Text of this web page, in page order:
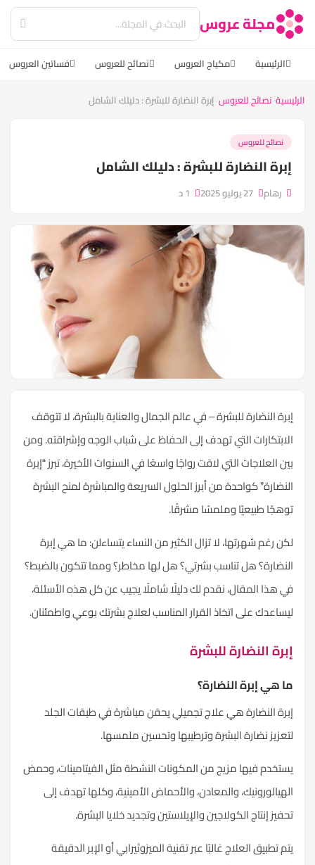
مجلة عروس
الرئيسية مكياج العروس نصائح للعروس فساتين العروس
الرئيسية نصائح للعروس إبرة النضارة للبشرة : دليلك الشامل
نصائح للعروس
إبرة النضارة للبشرة : دليلك الشامل
رهام 27 يوليو 2025 1 د
إبرة النضارة للبشرة – في عالم الجمال والعناية بالبشرة، لا تتوقف
الابتكارات التي تهدف إلى الحفاظ على شباب الوجه وإشراقته. ومن
بين العلاجات التي لاقت رواجًا واسعًا في السنوات الأخيرة، تبرز “إبرة
النضارة” كواحدة من أبرز الحلول السريعة والمباشرة لمنح البشرة
توهجًا طبيعيًا وملمسًا مشرقًا.
لكن رغم شهرتها، لا تزال الكثير من النساء يتساءلن: ما هي إبرة
النضارة؟ هل تناسب بشرتي؟ هل لها مخاطر؟ ومما تتكون بالضبط؟
في هذا المقال، نقدم لك دليلًا شاملًا يجيب عن كل هذه الأسئلة،
ليساعدك على اتخاذ القرار المناسب لعلاج بشرتك بوعي واطمئنان.
إبرة النضارة للبشرة
ما هي إبرة النضارة؟
إبرة النضارة هي علاج تجميلي يحقن مباشرة في طبقات الجلد
لتعزيز نضارة البشرة وترطيبها وتحسين ملمسها.
يستخدم فيها مزيج من المكونات النشطة مثل الفيتامينات، وحمض
الهيالورونيك، والمعادن، والأحماض الأمينية، وكلها تهدف إلى
تحفيز إنتاج الكولاجين والإيلاستين وتجديد خلايا البشرة.
يتم تطبيق العلاج غالبًا عبر تقنية الميزوثيرابي أو الإبر الدقيقة